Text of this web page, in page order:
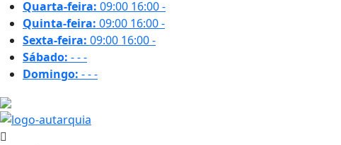
Quarta-feira: 09:00 16:00-
Quinta-feira: 09:00 16:00-
Sexta-feira: 09:00 16:00-
Sábado: ---
Domingo: ---